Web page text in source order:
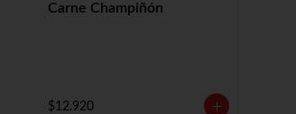
Carne Champiñón
$12.920